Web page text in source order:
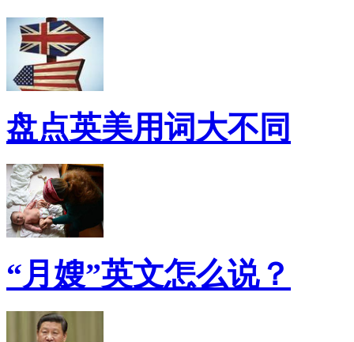
盘点英美用词大不同
“月嫂”英文怎么说？